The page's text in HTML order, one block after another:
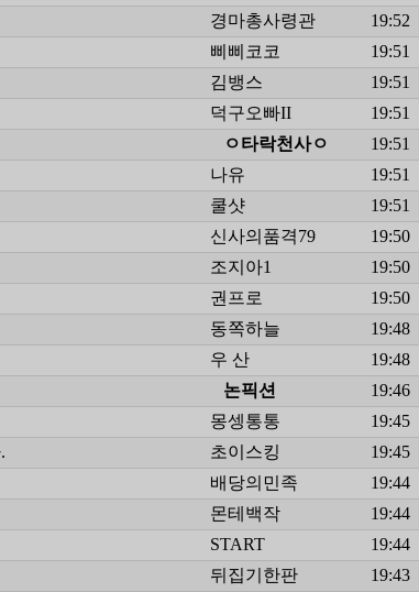
경마총사령관
19:52
삐삐코코
19:51
김뱅스
19:51
덕구오빠II
19:51
ㅇ타락천사ㅇ
19:51
나유
19:51
쿨샷
19:51
신사의품격79
19:50
조지아1
19:50
권프로
19:50
동쪽하늘
19:48
우 산
19:48
논픽션
19:46
몽셍통통
19:45
초이스킹
19:45
배당의민족
19:44
몬테백작
19:44
START
19:44
뒤집기한판
19:43